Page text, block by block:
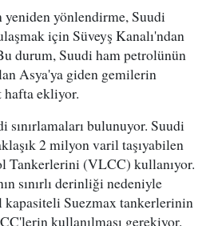
yönlendirme, Suudi
için Süveyş Kanalı'ndan
durum, Suudi ham petrolünün
Asya'ya giden gemilerin
hafta ekliyor.
sınırlamaları bulunuyor. Suudi
2 milyon varil taşıyabilen
Tankerlerini (VLCC) kullanıyor.
sınırlı derinliği nedeniyle
Suezmax tankerlerinin
kullanılması gerekiyor.